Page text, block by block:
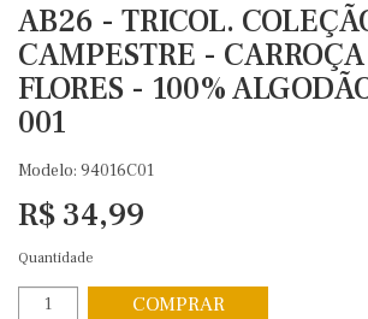
AB26 - TRICOL.
CAMPESTRE -
FLORES - 100%
001
Modelo: 94016C01
R$ 34,99
Quantidade
COMPRAR